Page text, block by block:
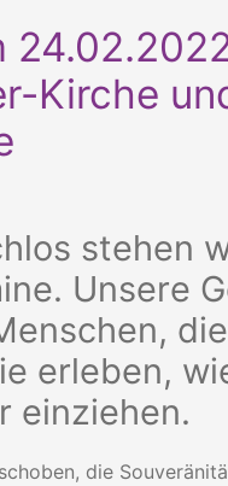
Kirche
stehen
Unsere
erleben,
einziehen.
die